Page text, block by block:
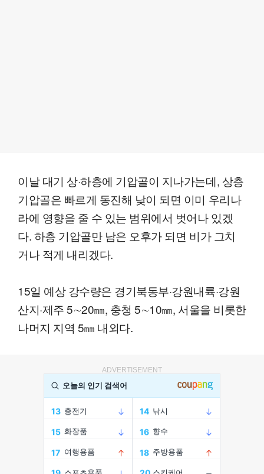
이날 대기 상·하층에 기압골이 지나가는데, 상층
기압골은 빠르게 동진해 낮이 되면 이미 우리나
라에 영향을 줄 수 있는 범위에서 벗어나 있겠
다. 하층 기압골만 남은 오후가 되면 비가 그치
거나 적게 내리겠다.
15일 예상 강수량은 경기북동부·강원내륙·강원
산지·제주 5∼20㎜, 충청 5∼10㎜, 서울을 비롯한
나머지 지역 5㎜ 내외다.
ADVERTISEMENT